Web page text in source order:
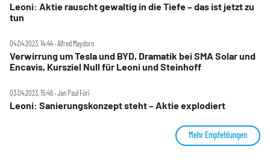
Leoni: Aktie rauscht gewaltig in die Tiefe – das ist jetzt zu
tun
04.04.2023, 14:44 ‧ Alfred Maydorn
Verwirrung um Tesla und BYD, Dramatik bei SMA Solar und
Encavis, Kursziel Null für Leoni und Steinhoff
03.04.2023, 15:46 ‧ Jan Paul Fóri
Leoni: Sanierungskonzept steht – Aktie explodiert
Mehr Empfehlungen